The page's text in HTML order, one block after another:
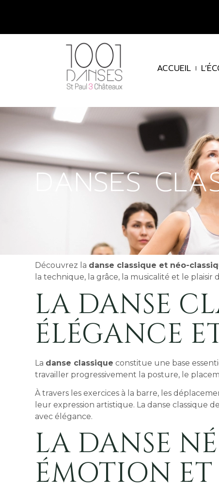
ACCUEIL
DANSES
Découvrez la danse classique et néo-
la technique, la grâce, la musicalité et le
LA DANSE
ÉLÉGANCE
La danse classique constitue une base
travailler progressivement la posture, le
À travers les exercices à la barre, les
leur expression artistique. La danse
avec élégance.
LA DANSE
ÉMOTION